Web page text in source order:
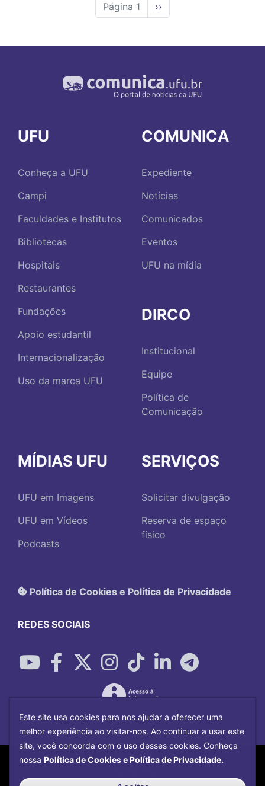
Página 1
Próxima
página
››
UFU
Conheça a UFU
Campi
Faculdades e Institutos
Bibliotecas
Hospitais
Restaurantes
Fundações
Apoio estudantil
Internacionalização
Uso da marca UFU
COMUNICA
Expediente
Notícias
Comunicados
Eventos
UFU na mídia
DIRCO
Institucional
Equipe
Política de
Comunicação
MÍDIAS UFU
UFU em Imagens
UFU em Vídeos
Podcasts
SERVIÇOS
Solicitar divulgação
Reserva de espaço
físico
Política de Cookies e Política de Privacidade
REDES SOCIAIS
Copyright©2026Universidade Federal
Este site usa cookies para nos ajudar a oferecer uma
melhor experiência ao visitar-nos. Ao continuar a usar este
site, você concorda com o uso desses cookies. Conheça
nossa Política de Cookies e Política de Privacidade.